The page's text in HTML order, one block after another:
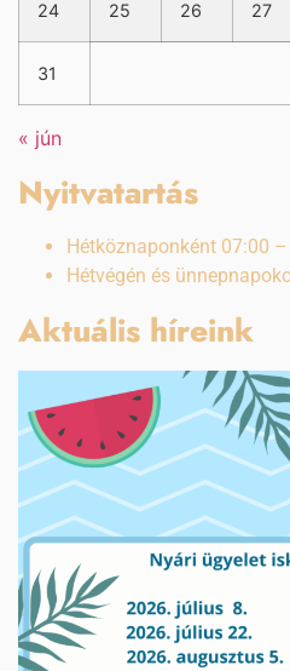
24 25 26 27
31
« jún
Nyitvatartás
Hétköznaponként 07:00
Hétvégén és
Aktuális híreink